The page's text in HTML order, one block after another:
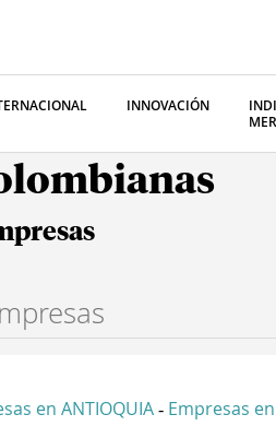
INNOVACIÓN
en ANTIOQUIA - Empresas